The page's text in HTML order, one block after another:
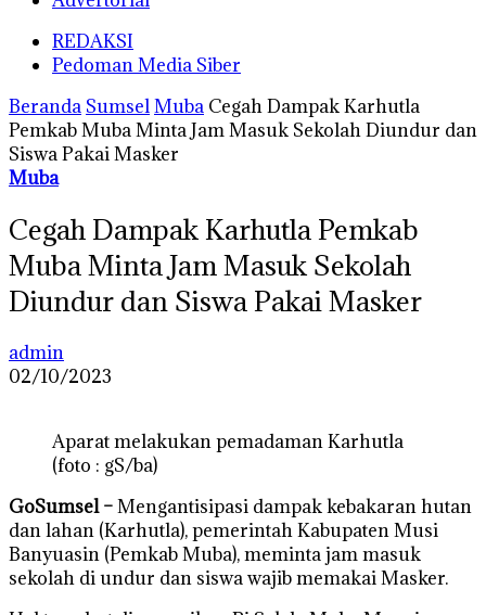
REDAKSI
Pedoman Media Siber
Beranda SumselMuba Cegah Dampak Karhutla
Pemkab Muba Minta Jam Masuk Sekolah Diundur dan
Siswa Pakai Masker
Muba
Cegah Dampak Karhutla Pemkab
Muba Minta Jam Masuk Sekolah
Diundur dan Siswa Pakai Masker
admin
02/10/2023
Aparat melakukan pemadaman Karhutla
(foto : gS/ba)
GoSumsel –Mengantisipasi dampak kebakaran hutan
dan lahan (Karhutla), pemerintah Kabupaten Musi
Banyuasin (Pemkab Muba), meminta jam masuk
sekolah di undur dan siswa wajib memakai Masker.